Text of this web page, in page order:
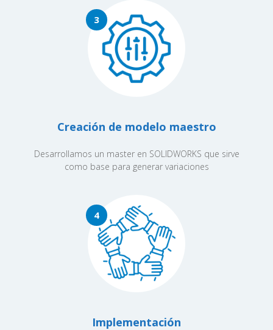
3
Creación de modelo maestro
Desarrollamos un master en SOLIDWORKS que sirve
como base para generar variaciones
4
Implementación